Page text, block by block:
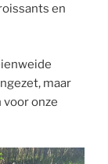
en
maar
onze